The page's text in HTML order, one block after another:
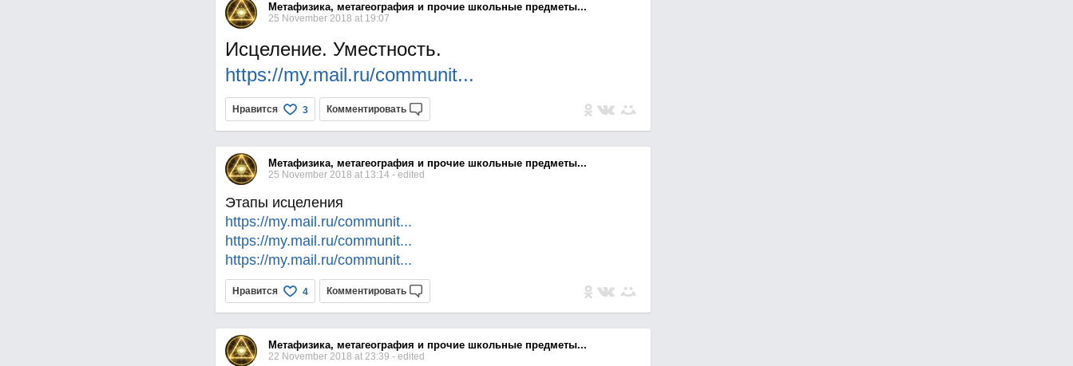
Метафизика, метагеография и прочие школьные предметы...
25 November 2018 at 19:07
Исцеление. Уместность.
https://my.mail.ru/communit...
Нравится 3 Комментировать
Метафизика, метагеография и прочие школьные предметы...
25 November 2018 at 13:14 - edited
Этапы исцеления
https://my.mail.ru/communit...
https://my.mail.ru/communit...
https://my.mail.ru/communit...
Нравится 4 Комментировать
Метафизика, метагеография и прочие школьные предметы...
22 November 2018 at 23:39 - edited